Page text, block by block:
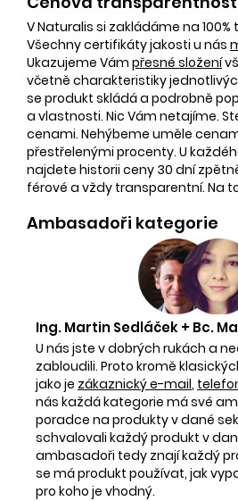
V Naturalis si zakládáme na
Všechny certifikáty jakosti u nás
Ukazujeme Vám přesné složení
včetně charakteristiky
se produkt skládá a podrobně
a vlastnosti. Nic Vám netajíme.
cenami. Nehýbeme uměle
přestřelenými procenty. U
najdete historii ceny 30 dní
férové a vždy transparentní. Na
Ambasadoři kategorie
Ing. Martin Sedláček + Bc.
U nás jste v dobrých rukách a
zabloudili. Proto kromě
jako je zákaznický e-mail,
nás každá kategorie má své
poradce na produkty v dané
schvalovali každý produkt v
ambasadoři tedy znají každý
se má produkt používat, jak
pro koho je vhodný.